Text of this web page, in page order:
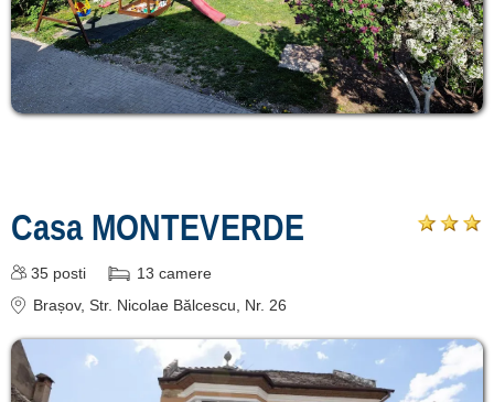
Casa MONTEVERDE
35 posti 13 camere
Brașov, Str. Nicolae Bălcescu, Nr. 26